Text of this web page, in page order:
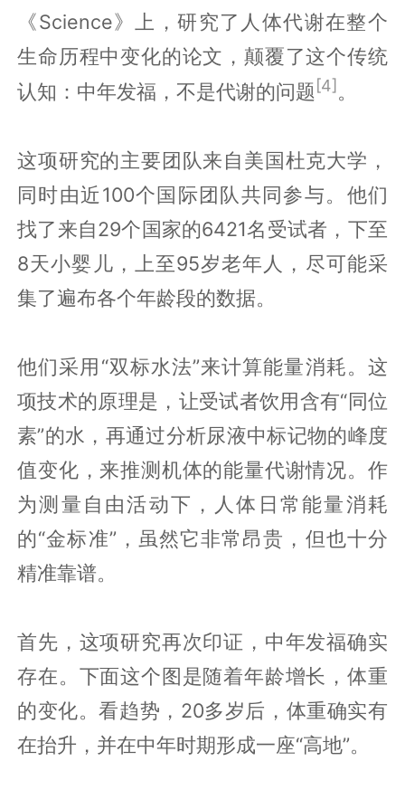
《Science》上，研究了人体代谢在整个
生命历程中变化的论文，颠覆了这个传统
认知：中年发福，不是代谢的问题[4]。
这项研究的主要团队来自美国杜克大学，
同时由近100个国际团队共同参与。他们
找了来自29个国家的6421名受试者，下至
8天小婴儿，上至95岁老年人，尽可能采
集了遍布各个年龄段的数据。
他们采用“双标水法”来计算能量消耗。这
项技术的原理是，让受试者饮用含有“同位
素”的水，再通过分析尿液中标记物的峰度
值变化，来推测机体的能量代谢情况。作
为测量自由活动下，人体日常能量消耗
的“金标准”，虽然它非常昂贵，但也十分
精准靠谱。
首先，这项研究再次印证，中年发福确实
存在。下面这个图是随着年龄增长，体重
的变化。看趋势，20多岁后，体重确实有
在抬升，并在中年时期形成一座“高地”。